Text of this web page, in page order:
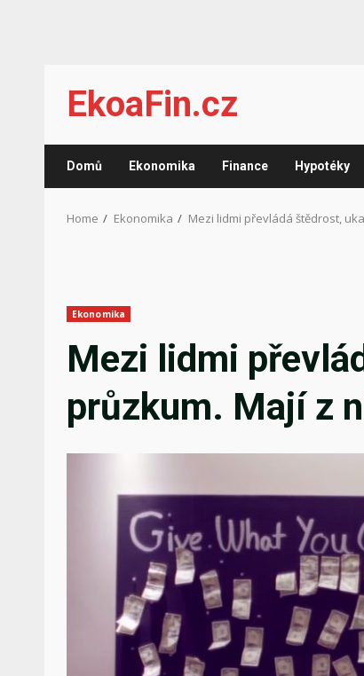
content
EkoaFin.cz
Domů Ekonomika Finance Hypotéky
Home Ekonomika Mezi lidmi převládá štědrost,
Ekonomika
Mezi lidmi
průzkum. Mají z